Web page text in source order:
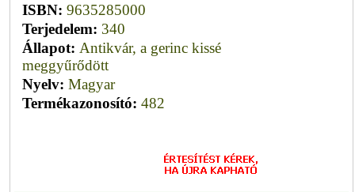
ISBN: 9635285000
Terjedelem: 340
Állapot: Antikvár, a gerinc kissé
meggyűrődött
Nyelv: Magyar
Termékazonosító: 482